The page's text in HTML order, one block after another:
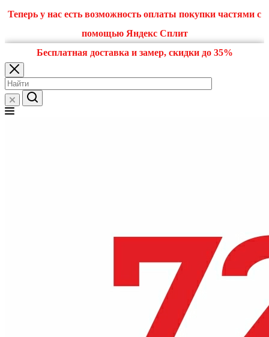
Теперь у нас есть возможность оплаты покупки частями с
помощью Яндекс Сплит
Бесплатная доставка и замер, скидки до 35%